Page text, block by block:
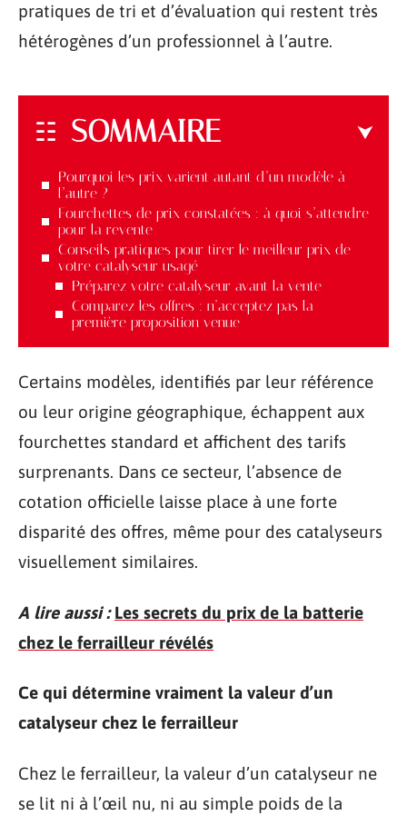
pratiques de tri et d’évaluation qui restent très
hétérogènes d’un professionnel à l’autre.
SOMMAIRE
Pourquoi les prix varient autant d’un modèle à
l’autre ?
Fourchettes de prix constatées : à quoi s’attendre
pour la revente
Conseils pratiques pour tirer le meilleur prix de
votre catalyseur usagé
Préparez votre catalyseur avant la vente
Comparez les offres : n’acceptez pas la
première proposition venue
Certains modèles, identifiés par leur référence
ou leur origine géographique, échappent aux
fourchettes standard et affichent des tarifs
surprenants. Dans ce secteur, l’absence de
cotation officielle laisse place à une forte
disparité des offres, même pour des catalyseurs
visuellement similaires.
A lire aussi : Les secrets du prix de la batterie
chez le ferrailleur révélés
Ce qui détermine vraiment la valeur d’un
catalyseur chez le ferrailleur
Chez le ferrailleur, la valeur d’un catalyseur ne
se lit ni à l’œil nu, ni au simple poids de la